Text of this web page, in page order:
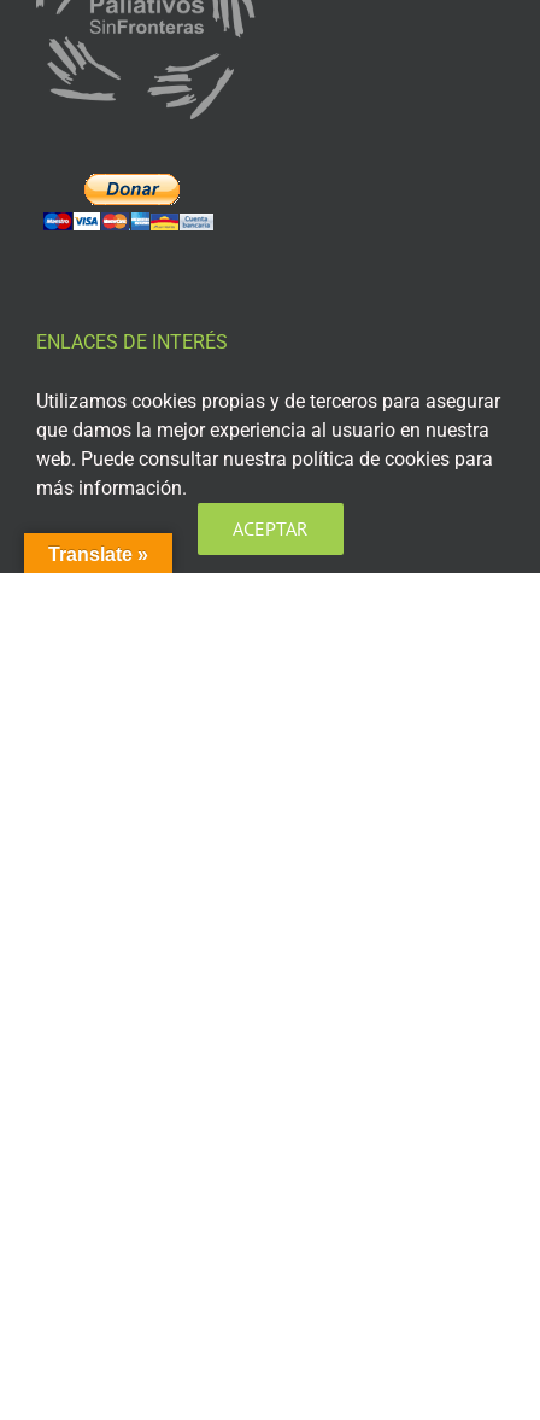
ENLACES DE INTERÉS
Aviso Legal
Política de privacidad
Política de privacidad Redes Sociales
Política de cookies
Translate »
Utilizamos cookies propias y de terceros para asegurar
que damos la mejor experiencia al usuario en nuestra
web. Puede consultar nuestra política de cookies para
más información.
ACEPTAR